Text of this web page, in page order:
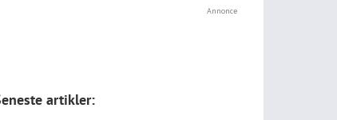
Annonce
artikler: